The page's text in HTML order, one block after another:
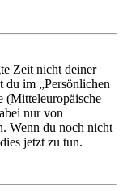
Zeit nicht deiner
du im „Persönlichen
(Mitteleuropäische
nur von
Wenn du noch nicht
jetzt zu tun.